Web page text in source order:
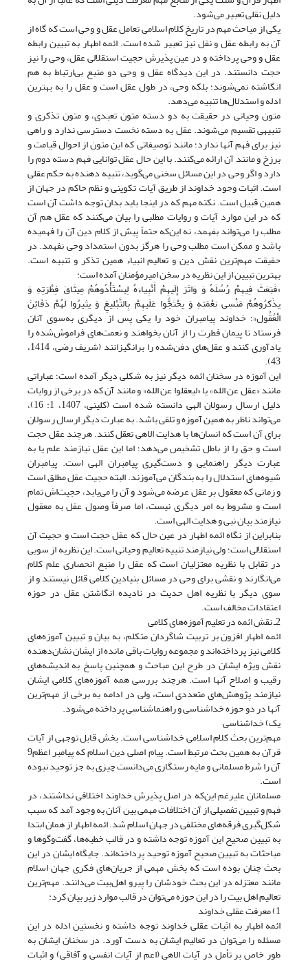
دلیل نقلی تعبیر می‌شود.
یکی از مباحث مهم در تاریخ کلام اسلامی تعامل عقل و وحی است که گاه از
آن به رابطه عقل و نقل نیز تعبیر شده است. ائمه اطهار به تبیین رابطه
عقل و وحی پرداخته و در عین پذیرش حجیت استقلالی عقل، وحی را نیز
حجت دانستند. در این دیدگاه عقل و وحی دو منبع بی‌ارتباط به هم
انگاشته نمی‌شوند؛ بلکه وحی، در طول عقل است و عقل را به بهترین
ادله و استدلال‌ها تنبیه می‌دهد.
متون وحیانی در حقیقت به دو دسته متون تعبدی، و متون تذکری و
تنبیهی تقسیم می‌شوند. عقل به دسته نخست دسترسی ندارد و راهی
نیز برای فهم آنها ندارد؛ مانند توصیفاتی که این متون از احوال قیامت و
برزخ و مانند آن ارائه می‌کنند. با این حال عقل توانایی فهم دسته دوم را
دارد و اگر وحی در این مسائل سخنی می‌گوید، تنبیه دهنده به حکم عقلی
است. اثبات وجود خداوند از طریق آیات تکوینی و نظم حاکم در جهان از
همین قبیل است. نکته مهم که در اینجا باید بدان توجه داشت آن است
که در این موارد آیات و روایات مطلبی را بیان می‌کنند که عقل هم آن
مطلب را می‌تواند بفهمد، نه این‌که حتماً پیش از کلام دین آن را فهمیده
باشد و ممکن است مطلب وحی را هرگز بدون استمداد وحی نفهمد. در
حقیقت مهم‌ترین نقش دین و تعالیم انبیاء همین تذکر و تنبیه است.
بهترین تبیین از این نظریه در سخن امیرمؤمنان آمده است:
«فَبَعَثَ فِیهِمْ رُسُلَهُ وَ وَاتَرَ إِلَیهِمْ أَنْبِیاءَهُ لِیسْتَأْدُوهُمْ مِیثَاقَ فِطْرَتِهِ وَ
یذَکرُوهُمْ مَنْسِی نِعْمَتِهِ وَ یحْتَجُّوا عَلَیهِمْ بِالتَّبْلِیغِ وَ یثِیرُوا لَهُمْ دَفَائِنَ‏
الْعُقُول‏»؛ خداوند پیامبران خود را یکی پس از دیگری به‌سوی آنان
فرستاد تا پیمان فطرت را از آنان بخواهند و نعمت‌های فراموش‌شده را
یادآوری کنند و عقل‌های دفن‌شده را برانگیزانند (شریف رضی، 1414،
43).
این آموزه در سخنان ائمه دیگر نیز به شکلی دیگر آمده است؛ عباراتی
مانند «عقل عن الله» یا «لیعقلوا عن الله» و مانند آن که در برخی از روایات
دلیل ارسال رسولان الهی دانسته شده است (کلینی، 1407، 1: 16)،
می‌تواند ناظر به همین آموزه و تلقی باشد. به عبارت دیگر ارسال رسولان
برای آن است که انسان‌ها با هدایت الاهی تعقل کنند. هرچند عقل حجت
است و حق را از باطل تشخیص می‌دهد؛ اما این عقل نیازمند علم یا به
عبارت دیگر راهنمایی و دست‌گیری پیامبران الهی است. پیامبران
شیوه‌های استدلال را به بندگان می‌آموزند. البته حجیت عقل مطلق است
و زمانی که معقول بر عقل عرضه می‌شود و آن را می‌یابد، حجیت‌اش تمام
است و مشروط به امر دیگری نیست، اما صرفاً وصول عقل به معقول
نیازمند بیان نبی و هدایت الهی است.
بنابراین از نگاه ائمه اطهار در عین حال که عقل حجت است و حجیت آن
استقلالی است؛ ولی نیازمند تنبیه تعالیم وحیانی است. این نظریه از سویی
در تقابل با نظریه معتزلیان است که عقل را منبع انحصاری علم کلام
می‌انگارند و نقشی برای وحی در مسائل بنیادین کلامی قائل نیستند و از
سوی دیگر با نظریه اهل حدیث در نادیده‌ انگاشتن عقل در حوزه
اعتقادات مخالف است.
2ـ نقش ائمه در تعلیم آموزه‌های کلامی
ائمه اطهار افزون بر تربیت شاگردان متکلم، به بیان و تبیین آموزه‌های
کلامی نیز پرداخته‌اند و مجموعه روایات باقی مانده از ایشان نشان‌دهنده
نقش ویژه ایشان در طرح این مباحث و همچنین پاسخ به اندیشه‌های
رقیب و اصلاح آنها است. هرچند بررسی همه آموزه‌های کلامی ایشان
نیازمند پژوهش‌های متعددی است، ولی در ادامه به برخی از مهم‌ترین
آنها در دو حوزه خداشناسی و راهنماشناسی پرداخته می‌شود.
یک) خداشناسی
مهم‌ترین بحث کلام اسلامی خداشناسی است. بخش قابل توجهی از آیات
قرآن به همین بحث مرتبط است. پیام اصلی دین اسلام که پیامبر اعظم9
آن را شرط مسلمانی و مایه رستگاری می‌دانست چیزی به جز توحید نبوده
است.
مسلمانان علیرغم این‌که در اصل پذیرش خداوند اختلافی نداشتند، در
فهم و تبیین تفصیلی از آن اختلافات مهمی بین آنان به وجود آمد که سبب
شکل‌گیری فرقه‌های مختلفی در جهان اسلام شد. ائمه اطهار از همان ابتدا
به تبیین صحیح این آموزه توجه داشته و در قالب خطبه‌ها، گفت‌و‌گوها و
مباحثات به تبیین صحیح آموزه توحید پرداخته‌اند. جایگاه ایشان در این
بحث چنان بوده است که بخش مهمی از جریان‌های فکری جهان اسلام
مانند معتزله در این بحث خودشان را پیرو اهل‌بیت می‌دانند. مهم‌ترین
تعالیم اهل بیت را در این حوزه می‌توان در قالب موارد زیر بیان کرد:
1) معرفت عقلی خداوند
ائمه اطهار به اثبات عقلی خداوند توجه داشته و نخستین ادله در این
مسئله را می‌توان در تعالیم ایشان به دست آورد. در سخنان ایشان به
طور خاص بر تأمل در آیات الاهی (اعم از آیات انفسی و آفاقی) و اثبات